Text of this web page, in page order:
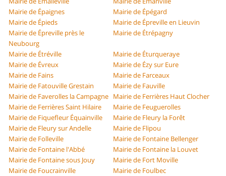
Mairie de Épaignes
Mairie de Épégard
Mairie de Épieds
Mairie de Épreville en Lieuvin
Mairie de Épreville près le
Neubourg
Mairie de Étrépagny
Mairie de Étréville
Mairie de Éturqueraye
Mairie de Évreux
Mairie de Ézy sur Eure
Mairie de Fains
Mairie de Farceaux
Mairie de Fatouville Grestain
Mairie de Fauville
Mairie de Faverolles la Campagne Mairie de Ferrières Haut Clocher
Mairie de Ferrières Saint Hilaire
Mairie de Feuguerolles
Mairie de Fiquefleur Équainville
Mairie de Fleury la Forêt
Mairie de Fleury sur Andelle
Mairie de Flipou
Mairie de Folleville
Mairie de Fontaine Bellenger
Mairie de Fontaine l'Abbé
Mairie de Fontaine la Louvet
Mairie de Fontaine sous Jouy
Mairie de Fort Moville
Mairie de Foucrainville
Mairie de Foulbec